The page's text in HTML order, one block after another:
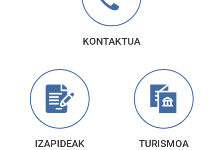
KONTAKTUA
IZAPIDEAK TURISMOA